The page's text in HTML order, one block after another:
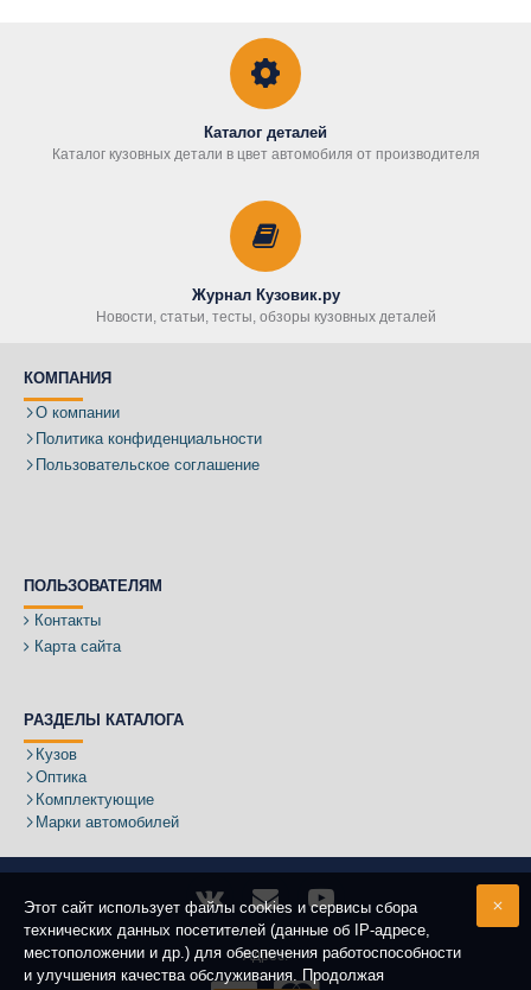
Каталог деталей
Каталог кузовных детали в цвет автомобиля от производителя
Журнал Кузовик.ру
Новости, статьи, тесты, обзоры кузовных деталей
КОМПАНИЯ
О компании
Политика конфиденциальности
Пользовательское соглашение
ПОЛЬЗОВАТЕЛЯМ
Контакты
Карта сайта
РАЗДЕЛЫ КАТАЛОГА
Кузов
Оптика
Комплектующие
Марки автомобилей
Адрес:
Этот сайт использует файлы cookies и сервисы сбора
технических данных посетителей (данные об IP-адресе,
местоположении и др.) для обеспечения работоспособности
и улучшения качества обслуживания. Продолжая